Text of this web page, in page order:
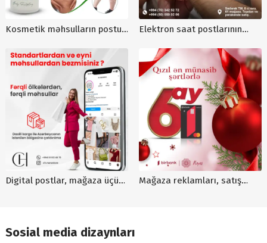
Kosmetik məhsulların postu,
dizaynlar
Elektron saat postlarının
postlarının sifarişi, dizayn
xidməti
Digital postlar, mağaza üçün
Mağaza reklamları, satış
Sosial media dizaynları